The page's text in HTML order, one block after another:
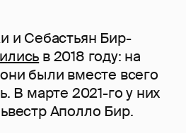
и Себастьян Бир-
в 2018 году: на
были вместе всего
В марте 2021-го у них
Аполло Бир.